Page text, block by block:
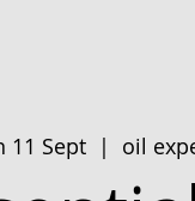
11 Sept
  |
oil